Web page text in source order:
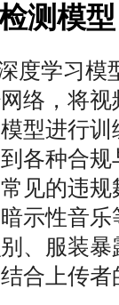
测模型
度学习模
络，将
型进行
各种合
见的违
示性音
、服装
合上传